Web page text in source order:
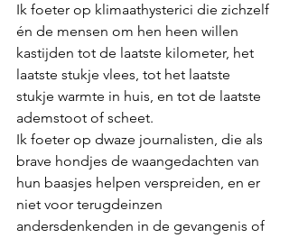
Ik foeter op klimaathysterici die zichzelf
én de mensen om hen heen willen
kastijden tot de laatste kilometer, het
laatste stukje vlees, tot het laatste
stukje warmte in huis, en tot de laatste
ademstoot of scheet.
Ik foeter op dwaze journalisten, die als
brave hondjes de waangedachten van
hun baasjes helpen verspreiden, en er
niet voor terugdeinzen
andersdenkenden in de gevangenis of